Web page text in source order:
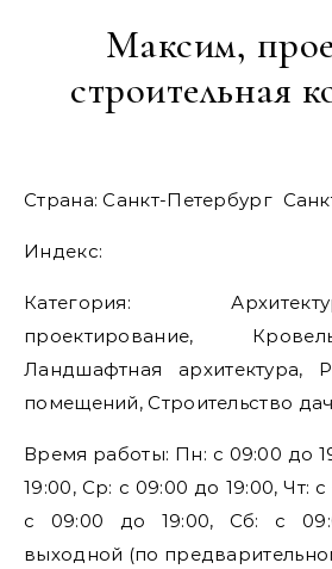
Максим,
строительная
Страна: Санкт-Петербург
Индекс:
Категория:
проектирование,
Ландшафтная архитектура,
помещений, Строительство
Время работы: Пн: с 09:00 до
19:00, Ср: с 09:00 до 19:00, Чт:
с 09:00 до 19:00, Сб: с
выходной (по